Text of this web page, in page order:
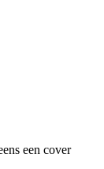
een cover